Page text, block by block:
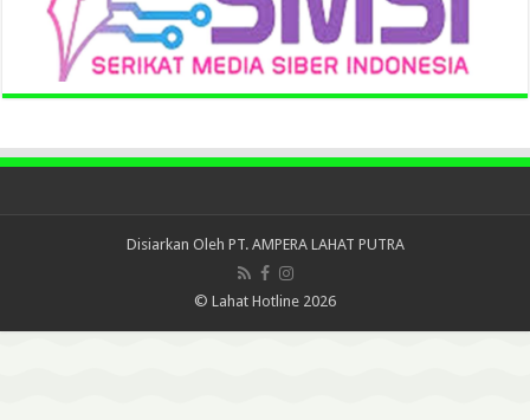
Disiarkan Oleh PT. AMPERA LAHAT PUTRA
© Lahat Hotline 2026